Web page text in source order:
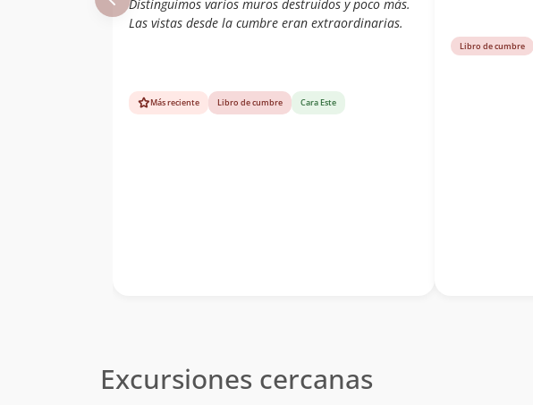
Distinguimos varios muros destruidos y poco más.
Las vistas desde la cumbre eran extraordinarias.
Más reciente Libro de cumbre Cara Este
Libro de cumbre
Excursiones cercanas